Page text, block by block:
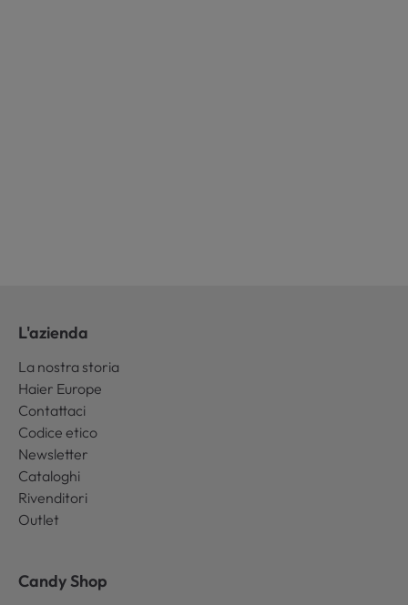
L'azienda
La nostra storia
Haier Europe
Contattaci
Codice etico
Newsletter
Cataloghi
Rivenditori
Outlet
Candy Shop